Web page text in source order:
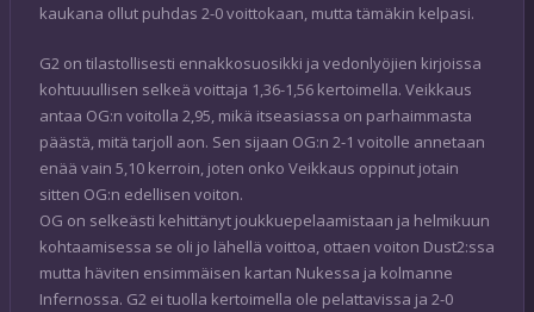
kaukana ollut puhdas 2-0 voittokaan, mutta tämäkin kelpasi.
G2 on tilastollisesti ennakkosuosikki ja vedonlyöjien kirjoissa
kohtuuullisen selkeä voittaja 1,36-1,56 kertoimella. Veikkaus
antaa OG:n voitolla 2,95, mikä itseasiassa on parhaimmasta
päästä, mitä tarjoll aon. Sen sijaan OG:n 2-1 voitolle annetaan
enää vain 5,10 kerroin, joten onko Veikkaus oppinut jotain
sitten OG:n edellisen voiton.
OG on selkeästi kehittänyt joukkuepelaamistaan ja helmikuun
kohtaamisessa se oli jo lähellä voittoa, ottaen voiton Dust2:ssa
mutta häviten ensimmäisen kartan Nukessa ja kolmanne
Infernossa. G2 ei tuolla kertoimella ole pelattavissa ja 2-0